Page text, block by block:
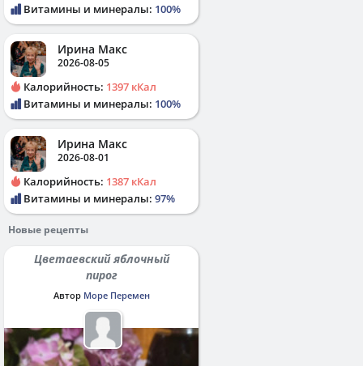
Витамины и минералы: 100%
Ирина Макс
2026-08-05
Калорийность: 1397 кКал
Витамины и минералы: 100%
Ирина Макс
2026-08-01
Калорийность: 1387 кКал
Витамины и минералы: 97%
Новые рецепты
Цветаевский яблочный
пирог
Автор Море Перемен